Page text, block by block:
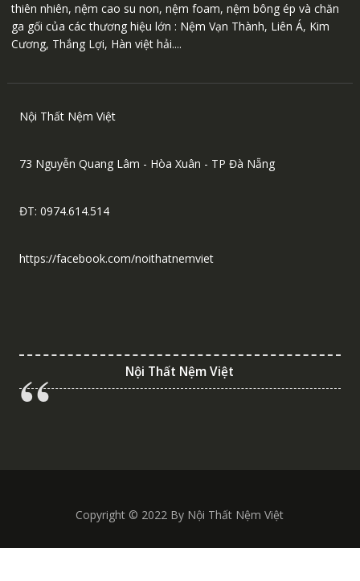
thiên nhiên, nệm cao su non, nệm foam, nệm bông ép và chăn
ga gối của các thương hiệu lớn : Nệm Vạn Thành, Liên Á, Kim
Cương, Thắng Lợi, Hàn việt hải....
Nội Thất Nệm Việt
73 Nguyễn Quang Lâm - Hòa Xuân - TP Đà Nẵng
ĐT: 0974.614.514
https://facebook.com/noithatnemviet
Nội Thất Nệm Việt
Copyright © 2022 By Nội Thất Nệm Việt